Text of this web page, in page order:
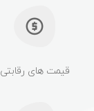
قیمت های رقابتی